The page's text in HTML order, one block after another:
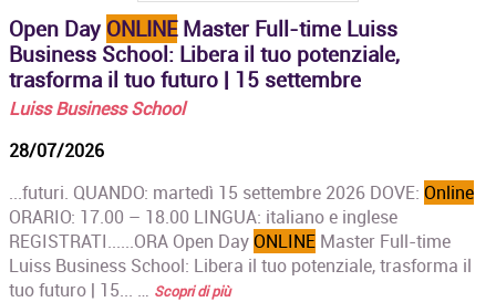
Open Day ONLINEMaster Full-time Luiss
Business School: Libera il tuo potenziale,
trasforma il tuo futuro | 15 settembre
Luiss Business School
28/07/2026
...futuri. QUANDO: martedì 15 settembre 2026 DOVE:Online
ORARIO: 17.00 – 18.00 LINGUA: italiano e inglese
REGISTRATI......ORA Open DayONLINE Master Full-time
Luiss Business School: Libera il tuo potenziale, trasforma il
tuo futuro | 15... … Scopri di più